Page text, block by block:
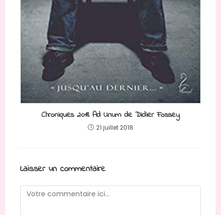
Chroniques 2018 Ad Unum de Didier Fossey
21 juillet 2018
Laisser un commentaire
Comment